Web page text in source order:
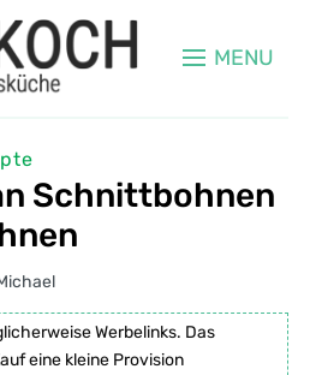
MENU
Schnittbohnen
Werbelinks. Das
eine kleine Provision